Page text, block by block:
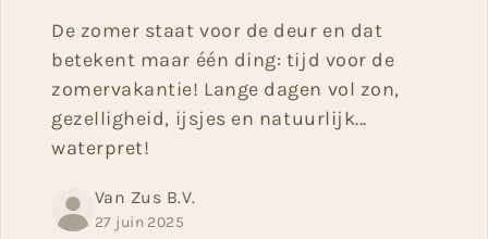
De zomer staat voor de deur en dat
betekent maar één ding: tijd voor de
zomervakantie! Lange dagen vol zon,
gezelligheid, ijsjes en natuurlijk...
waterpret!
Van Zus B.V.
27 juin 2025